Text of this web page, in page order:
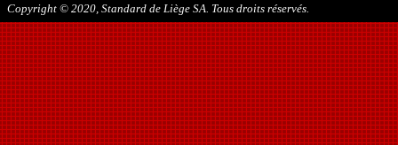
26/05/2017
21/12/2017
27/01/2018
10/03/2018
17/05/2018
22/08/2018
27/10/2018
12/01/2019
Copyright © 2020, Standard de Liège SA. Tous droits réservés.